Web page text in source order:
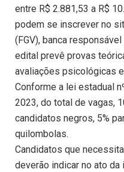
entre R$ 2.881,53 a R$
podem se inscrever no
(FGV), banca
edital prevê provas
avaliações psicológicas
Conforme a lei estadual
2023, do total de vagas,
candidatos negros, 5%
quilombolas.
Candidatos que
deverão indicar no ato